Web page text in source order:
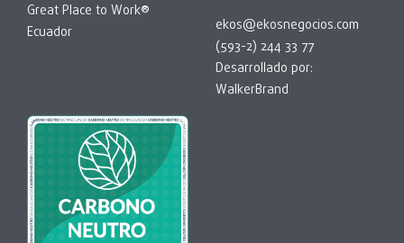
Great Place to Work®
Ecuador
ekos@ekosnegocios.com
(593-2) 244 33 77
Desarrollado por:
WalkerBrand